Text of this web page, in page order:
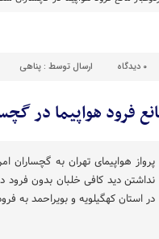
۰ دیدگاه ارسال توسط : پناهی
فرود هواپیما در
پرواز هواپیمای تهران به
نداشتن دید کافی خلبان بدون فرود
در استان کهگیلویه و بویراحمد به